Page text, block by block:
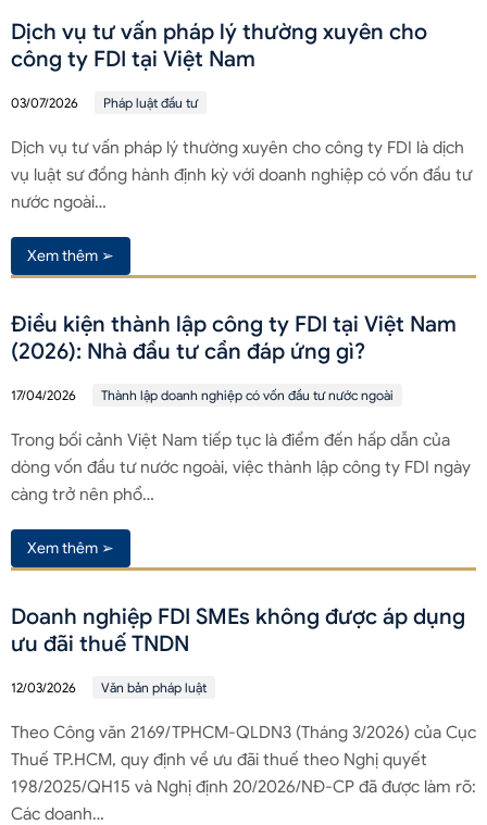
Dịch vụ tư vấn pháp lý thường xuyên cho
công ty FDI tại Việt Nam
03/07/2026 Pháp luật đầu tư
Dịch vụ tư vấn pháp lý thường xuyên cho công ty FDI là dịch
vụ luật sư đồng hành định kỳ với doanh nghiệp có vốn đầu tư
nước ngoài…
Xem thêm ➢
Điều kiện thành lập công ty FDI tại Việt Nam
(2026): Nhà đầu tư cần đáp ứng gì?
17/04/2026 Thành lập doanh nghiệp có vốn đầu tư nước ngoài
Trong bối cảnh Việt Nam tiếp tục là điểm đến hấp dẫn của
dòng vốn đầu tư nước ngoài, việc thành lập công ty FDI ngày
càng trở nên phổ…
Xem thêm ➢
Doanh nghiệp FDI SMEs không được áp dụng
ưu đãi thuế TNDN
12/03/2026 Văn bản pháp luật
Theo Công văn 2169/TPHCM-QLDN3 (Tháng 3/2026) của Cục
Thuế TP.HCM, quy định về ưu đãi thuế theo Nghị quyết
198/2025/QH15 và Nghị định 20/2026/NĐ-CP đã được làm rõ:
Các doanh…